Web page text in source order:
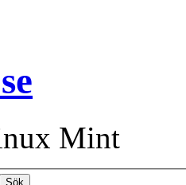
Mint